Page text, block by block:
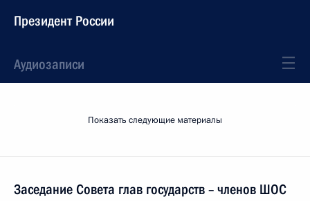
Президент России
Аудиозаписи
Показать следующие материалы
Заседание Совета глав государств – членов ШОС